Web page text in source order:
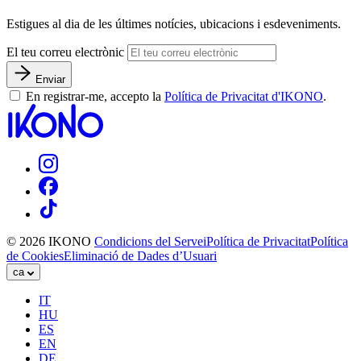
Estigues al dia de les últimes notícies, ubicacions i esdeveniments.
El teu correu electrònic
Enviar
En registrar-me, accepto la Política de Privacitat d'IKONO.
© 2026 IKONO Condicions del ServeiPolítica de PrivacitatPolítica
de CookiesEliminació de Dades d’Usuari
ca
IT
HU
ES
EN
DE